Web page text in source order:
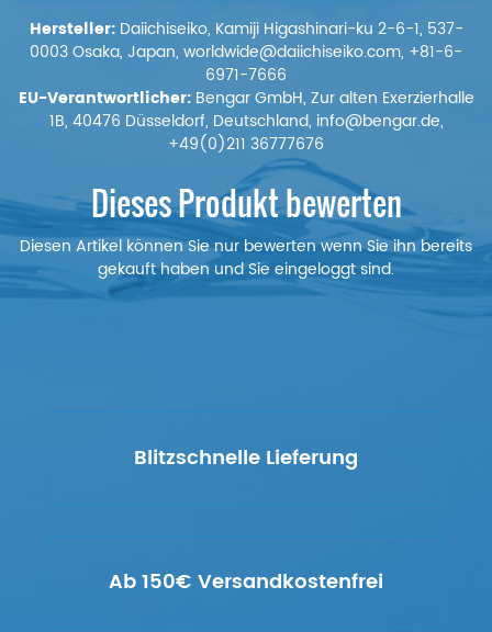
Hersteller:Daiichiseiko, Kamiji Higashinari-ku 2-6-1, 537-
0003 Osaka, Japan, worldwide@daiichiseiko.com, +81-6-
6971-7666
EU-Verantwortlicher:Bengar GmbH, Zur alten Exerzierhalle
1B, 40476 Düsseldorf, Deutschland, info@bengar.de,
+49(0)211 36777676
Dieses Produkt bewerten
Diesen Artikel können Sie nur bewerten wenn Sie ihn bereits
gekauft haben und Sie eingeloggt sind.
Blitzschnelle Lieferung
Ab 150€ Versandkostenfrei